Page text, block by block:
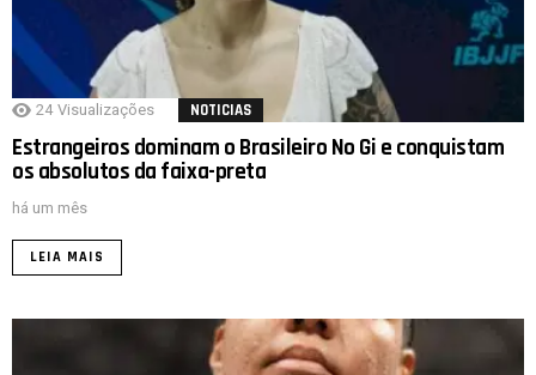
24 Visualizações NOTICIAS
Estrangeiros dominam o Brasileiro No Gi e conquistam
os absolutos da faixa-preta
há um mês
LEIA MAIS